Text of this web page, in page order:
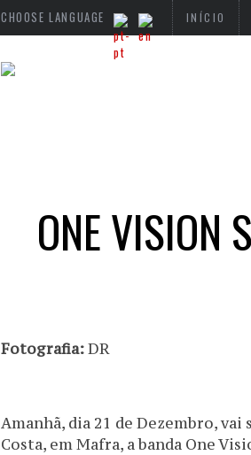
CHOOSE LANGUAGE INÍCIO
ONE VISION
Fotografia:DR
Amanhã, dia 21 de Dezembro,
Costa, em Mafra, a banda One